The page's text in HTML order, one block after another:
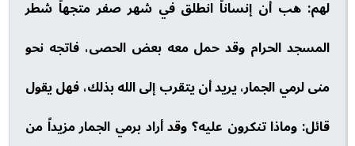
لهم: هب أن إنساناً انطلق في شهر صفر متجهاً شطر
المسجد الحرام وقد حمل معه بعض الحصى، فاتجه نحو
منى لرمي الجمار، يريد أن يتقرب إلى الله بذلك، فهل يقول
قائل: وماذا تنكرون عليه؟ وقد أراد برمي الجمار مزيداً من